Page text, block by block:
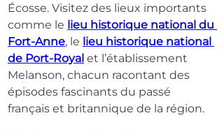
Écosse. Visitez des lieux importants
comme le lieu historique national du
Fort-Anne, le lieu historique national
de Port-Royal et l’établissement
Melanson, chacun racontant des
épisodes fascinants du passé
français et britannique de la région.